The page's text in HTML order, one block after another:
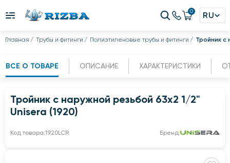
0 RU
Главная Трубы и фитинги Полиэтиленовые трубы и фитинги Тройник с
ВСЕ О ТОВАРЕ ОПИСАНИЕ ХАРАКТЕРИСТИКИ
Тройник с наружной резьбой 63x2 1/2"
Unisera (1920)
Код товара:1920LCR Бренд: